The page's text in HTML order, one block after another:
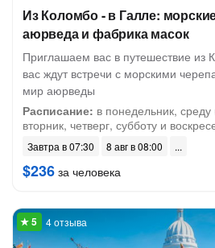
Из Коломбо - в Галле:
аюрведа и фабрика масок
Приглашаем вас в путешествие из
вас ждут встречи с морскими
мир аюрведы
Расписание: в понедельник,
вторник, четверг, субботу и
Завтра в 07:30 8 авг в 08:00
$236 за человека
4 отзыва